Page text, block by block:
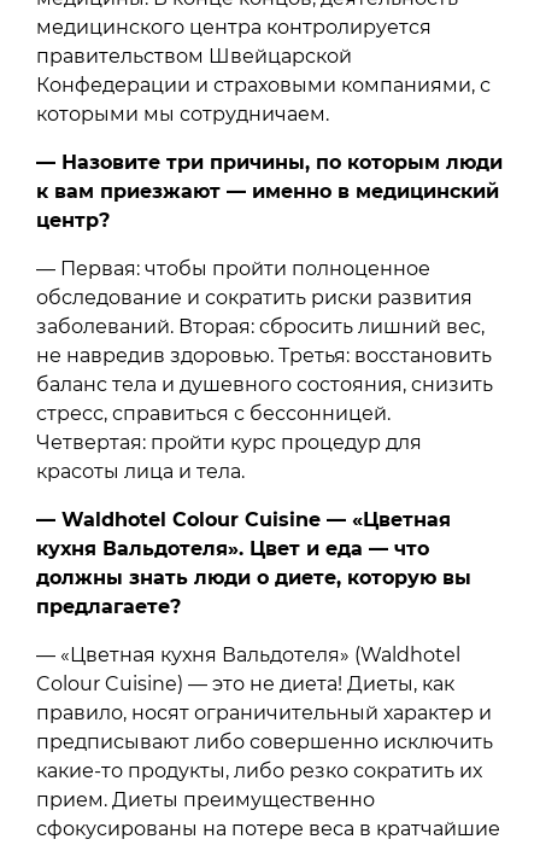
медицинского центра контролируется
правительством Швейцарской
Конфедерации и страховыми компаниями, с
которыми мы сотрудничаем.
— Назовите три причины, по которым люди
к вам приезжают — именно в медицинский
центр?
— Первая: чтобы пройти полноценное
обследование и сократить риски развития
заболеваний. Вторая: сбросить лишний вес,
не навредив здоровью. Третья: восстановить
баланс тела и душевного состояния, снизить
стресс, справиться с бессонницей.
Четвертая: пройти курс процедур для
красоты лица и тела.
— Waldhotel Colour Cuisine — «Цветная
кухня Вальдотеля». Цвет и еда — что
должны знать люди о диете, которую вы
предлагаете?
— «Цветная кухня Вальдотеля» (Waldhotel
Colour Cuisine) — это не диета! Диеты, как
правило, носят ограничительный характер и
предписывают либо совершенно исключить
какие-то продукты, либо резко сократить их
прием. Диеты преимущественно
сфокусированы на потере веса в кратчайшие